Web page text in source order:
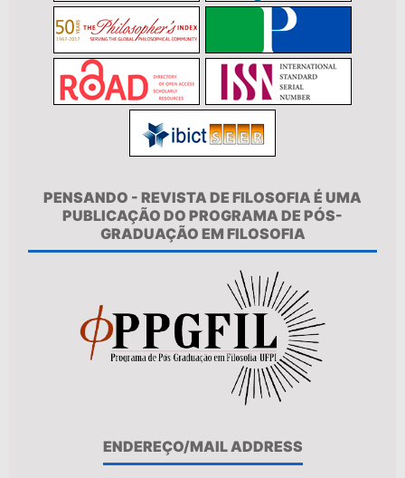
PENSANDO - REVISTA DE FILOSOFIA É UMA
PUBLICAÇÃO DO PROGRAMA DE PÓS-
GRADUAÇÃO EM FILOSOFIA
ENDEREÇO/MAIL ADDRESS